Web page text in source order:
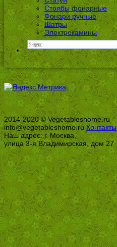
Столбы фонарные
Фонари ручные
Шатры
Электрокамины
2014-2020 © Vegetableshome.ru
info@vegetableshome.ruКонтакты
Наш адрес: г. Москва,
улица 3-я Владимирская, дом 27